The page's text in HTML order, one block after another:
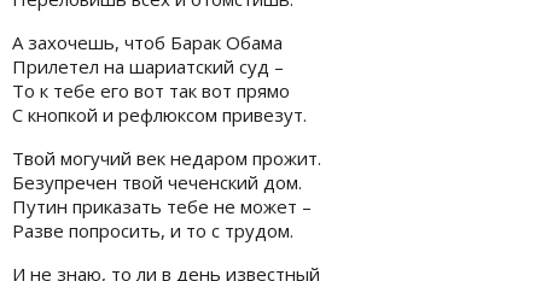
А захочешь, чтоб Барак Обама
Прилетел на шариатский суд –
То к тебе его вот так вот прямо
С кнопкой и рефлюксом привезут.
Твой могучий век недаром прожит.
Безупречен твой чеченский дом.
Путин приказать тебе не может –
Разве попросить, и то с трудом.
И не знаю, то ли в день известный